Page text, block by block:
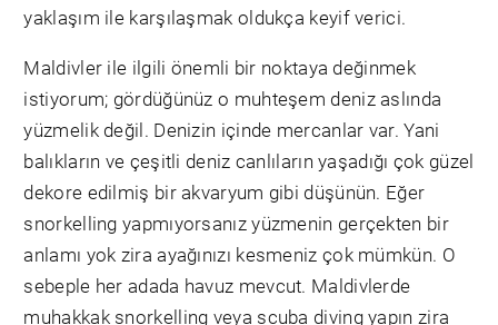
yaklaşım ile karşılaşmak oldukça keyif verici.
Maldivler ile ilgili önemli bir noktaya değinmek
istiyorum; gördüğünüz o muhteşem deniz aslında
yüzmelik değil. Denizin içinde mercanlar var. Yani
balıkların ve çeşitli deniz canlıların yaşadığı çok güzel
dekore edilmiş bir akvaryum gibi düşünün. Eğer
snorkelling yapmıyorsanız yüzmenin gerçekten bir
anlamı yok zira ayağınızı kesmeniz çok mümkün. O
sebeple her adada havuz mevcut. Maldivlerde
muhakkak snorkelling veya scuba diving yapın zira